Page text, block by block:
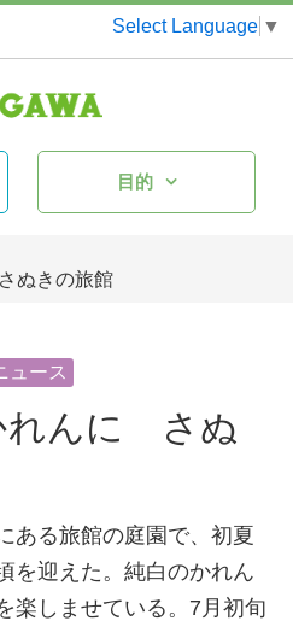
Select Language ▼
目的
ぬきの旅館
ュース
れんに さぬ
ある旅館の庭園で、初夏
を迎えた。純白のかれん
楽しませている。7月初旬